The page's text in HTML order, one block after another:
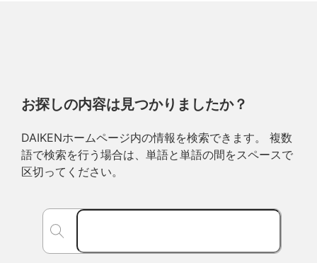
お探しの内容は見つかりましたか？
DAIKENホームページ内の情報を検索できます。 複数
語で検索を行う場合は、単語と単語の間をスペースで
区切ってください。